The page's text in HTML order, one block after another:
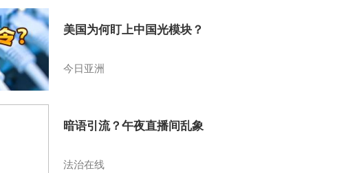
美国为何盯上中国光模块？
今日亚洲
暗语引流？午夜直播间乱象
法治在线